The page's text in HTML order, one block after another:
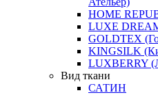
HOME
LUXE
GOLDTEX
KINGSILK
LUXBERRY
Вид ткани
САТИН